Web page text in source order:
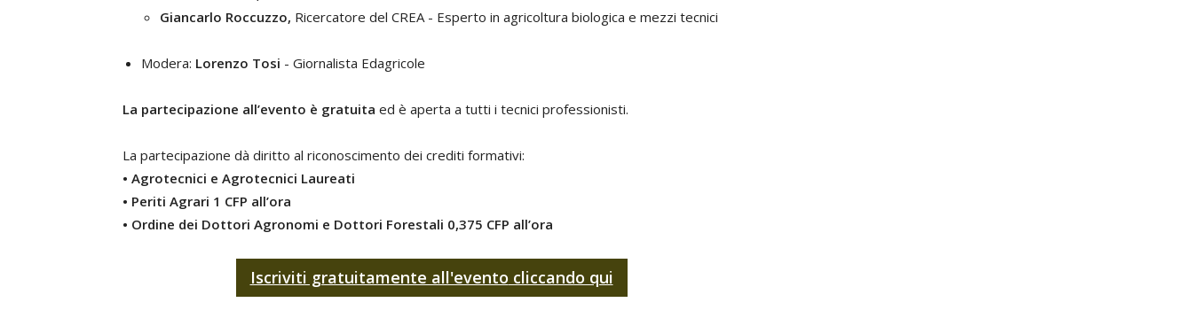
Giancarlo Roccuzzo, Ricercatore del CREA - Esperto in agricoltura biologica e mezzi tecnici
Modera: Lorenzo Tosi - Giornalista Edagricole
La partecipazione all’evento è gratuita ed è aperta a tutti i tecnici professionisti.
La partecipazione dà diritto al riconoscimento dei crediti formativi:
• Agrotecnici e Agrotecnici Laureati
• Periti Agrari 1 CFP all’ora
• Ordine dei Dottori Agronomi e Dottori Forestali 0,375 CFP all’ora
Iscriviti gratuitamente all'evento cliccando qui